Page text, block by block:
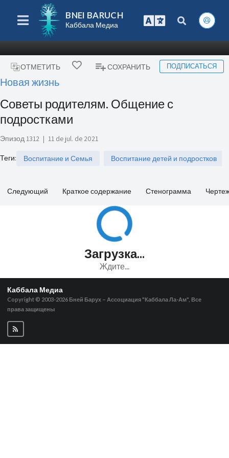
BNEI BARUCH
Каббала Медиа
ОТМЕТИТЬ СОХРАНИТЬ ПОДПИСАТЬСЯ
Новая жизнь
Советы родителям. Общение с
подростками
Эпизод 1312 | 11 de jul. de 2021
Теги: Воспитание и Семья Воспитание детей и подростков
Следующий Краткое содержание Стенограмма
Загрузка...
Ждите...
Каббала Медиа
Copyright © 2003-2026 Бней Барух – Ассоциация "Каббала Ла-Ам", Все
права защищены